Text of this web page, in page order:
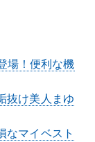
場！便利な機
抜け美人まゆ
なマイベスト